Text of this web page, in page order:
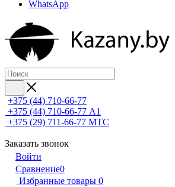
WhatsApp
+375 (44) 710-66-77
+375 (44) 710-66-77 А1
+375 (29) 711-66-77 МТС
Заказать звонок
Войти
Сравнение0
Избранные товары 0